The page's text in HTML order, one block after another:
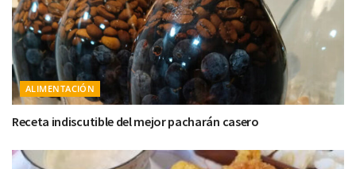
ALIMENTACIÓN
Receta indiscutible del mejor pacharán casero